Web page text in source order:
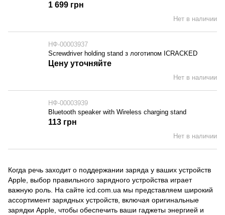
Нет в наличии
1 699 грн
НФ-00003937
Screwdriver holding stand з логотипом ICRACKED
Нет в наличии
Цену уточняйте
НФ-00003939
Bluetooth speaker with Wireless charging stand
Нет в наличии
113 грн
Когда речь заходит о поддержании заряда у ваших устройств
Apple, выбор правильного зарядного устройства играет
важную роль. На сайте icd.com.ua мы представляем широкий
ассортимент зарядных устройств, включая оригинальные
зарядки Apple, чтобы обеспечить ваши гаджеты энергией и